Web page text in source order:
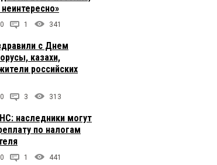
1 341
с Днем
казахи,
российских
3 313
наследники могут
по налогам
1 441